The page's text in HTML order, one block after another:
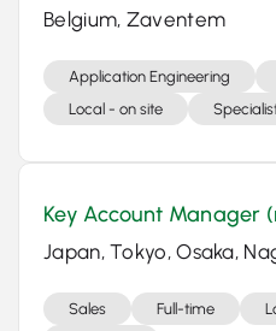
Belgium, Zaventem
Application Engineering
Local - on site
Key Account Manager
Japan, Tokyo, Osaka,
Sales Full-time